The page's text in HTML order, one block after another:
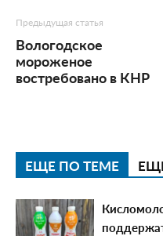
Предыдущая статья
Вологодское
мороженое
востребовано в КНР
ЕЩЕ ПО ТЕМЕ